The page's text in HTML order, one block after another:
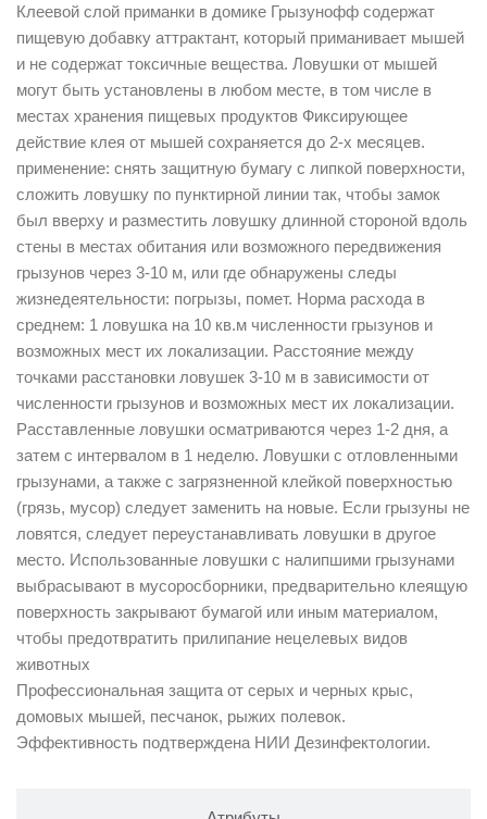
Клеевой слой приманки в домике Грызунофф содержат
пищевую добавку аттрактант, который приманивает мышей
и не содержат токсичные вещества. Ловушки от мышей
могут быть установлены в любом месте, в том числе в
местах хранения пищевых продуктов Фиксирующее
действие клея от мышей сохраняется до 2-х месяцев.
применение: снять защитную бумагу с липкой поверхности,
сложить ловушку по пунктирной линии так, чтобы замок
был вверху и разместить ловушку длинной стороной вдоль
стены в местах обитания или возможного передвижения
грызунов через 3-10 м, или где обнаружены следы
жизнедеятельности: погрызы, помет. Норма расхода в
среднем: 1 ловушка на 10 кв.м численности грызунов и
возможных мест их локализации. Расстояние между
точками расстановки ловушек 3-10 м в зависимости от
численности грызунов и возможных мест их локализации.
Расставленные ловушки осматриваются через 1-2 дня, а
затем с интервалом в 1 неделю. Ловушки с отловленными
грызунами, а также с загрязненной клейкой поверхностью
(грязь, мусор) следует заменить на новые. Если грызуны не
ловятся, следует переустанавливать ловушки в другое
место. Использованные ловушки с налипшими грызунами
выбрасывают в мусоросборники, предварительно клеящую
поверхность закрывают бумагой или иным материалом,
чтобы предотвратить прилипание нецелевых видов
животных
Профессиональная защита от серых и черных крыс,
домовых мышей, песчанок, рыжих полевок.
Эффективность подтверждена НИИ Дезинфектологии.